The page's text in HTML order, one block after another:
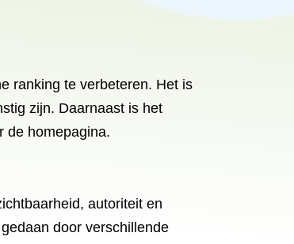
ranking te verbeteren. Het is
zijn. Daarnaast is het
de homepagina.
autoriteit en
door verschillende